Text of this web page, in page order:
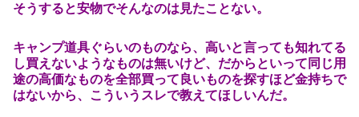
そうすると安物でそんなのは見たことない。
キャンプ道具ぐらいのものなら、高いと言っても知れてる
し買えないようなものは無いけど、だからといって同じ用
途の高価なものを全部買って良いものを探すほど金持ちで
はないから、こういうスレで教えてほしいんだ。